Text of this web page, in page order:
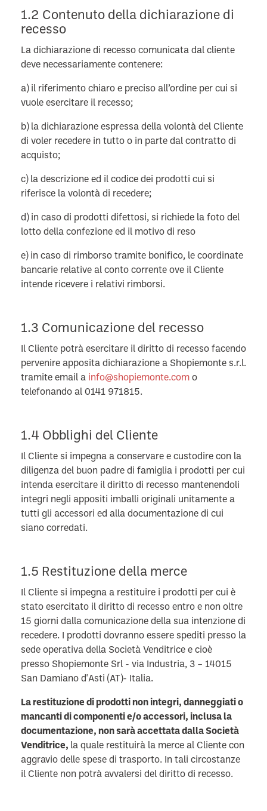
1.2 Contenuto della dichiarazione di
recesso
La dichiarazione di recesso comunicata dal cliente
deve necessariamente contenere:
a) il riferimento chiaro e preciso all’ordine per cui si
vuole esercitare il recesso;
b) la dichiarazione espressa della volontà del Cliente
di voler recedere in tutto o in parte dal contratto di
acquisto;
c) la descrizione ed il codice dei prodotti cui si
riferisce la volontà di recedere;
d) in caso di prodotti difettosi, si richiede la foto del
lotto della confezione ed il motivo di reso
e) in caso di rimborso tramite bonifico, le coordinate
bancarie relative al conto corrente ove il Cliente
intende ricevere i relativi rimborsi.
1.3 Comunicazione del recesso
Il Cliente potrà esercitare il diritto di recesso facendo
pervenire apposita dichiarazione a Shopiemonte s.r.l.
tramite email a info@shopiemonte.com o
telefonando al 0141 971815.
1.4 Obblighi del Cliente
Il Cliente si impegna a conservare e custodire con la
diligenza del buon padre di famiglia i prodotti per cui
intenda esercitare il diritto di recesso mantenendoli
integri negli appositi imballi originali unitamente a
tutti gli accessori ed alla documentazione di cui
siano corredati.
1.5 Restituzione della merce
Il Cliente si impegna a restituire i prodotti per cui è
stato esercitato il diritto di recesso entro e non oltre
15 giorni dalla comunicazione della sua intenzione di
recedere. I prodotti dovranno essere spediti presso la
sede operativa della Società Venditrice e cioè
presso Shopiemonte Srl - via Industria, 3 – 14015
San Damiano d'Asti (AT)- Italia.
La restituzione di prodotti non integri, danneggiati o
mancanti di componenti e/o accessori, inclusa la
documentazione, non sarà accettata dalla Società
Venditrice, la quale restituirà la merce al Cliente con
aggravio delle spese di trasporto. In tali circostanze
il Cliente non potrà avvalersi del diritto di recesso.